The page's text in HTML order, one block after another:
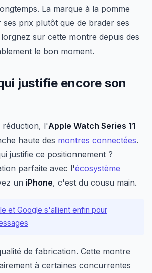
La marque à la pomme
prix plutôt que de brader ses
sur cette montre depuis des
le bon moment.
justifie encore son
réduction, l'Apple Watch Series 11
haute des montres connectées.
justifie ce positionnement ?
parfaite avec l'écosystème
un iPhone, c'est du cousu main.
et Google s'allient enfin pour
de fabrication. Cette montre
à certaines concurrentes